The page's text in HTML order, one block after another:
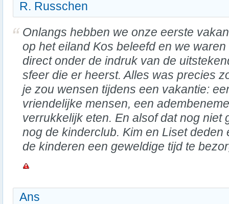
R. Russchen
Onlangs hebben we onze eerste
op het eiland Kos beleefd en we waren
direct onder de indruk van de
sfeer die er heerst. Alles was precies
je zou wensen tijdens een vakantie:
vriendelijke mensen, een
verrukkelijk eten. En alsof dat nog niet
nog de kinderclub. Kim en Liset
de kinderen een geweldige tijd te
Ans